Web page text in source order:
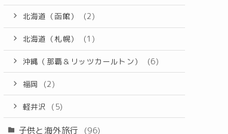
北海道（函館） (2)
北海道（札幌） (1)
沖縄（那覇＆リッツカールトン） (6)
福岡 (2)
軽井沢 (5)
子供と海外旅行 (96)